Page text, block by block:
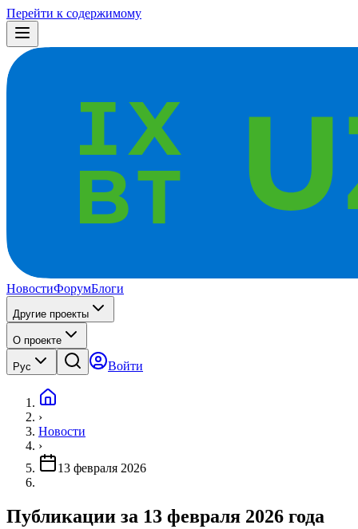
Перейти к содержимому
НовостиФорумБлоги
Другие проекты
О проекте
Рус Войти
›
Новости
›
13 февраля 2026
Публикации за 13 февраля 2026 года